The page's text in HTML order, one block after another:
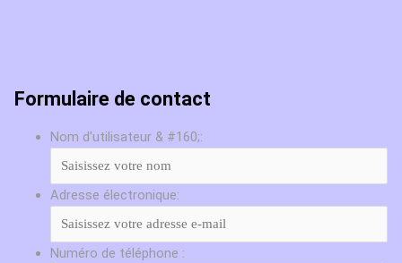
Formulaire de contact
Nom d'utilisateur & #160;:
Adresse électronique:
Numéro de téléphone :